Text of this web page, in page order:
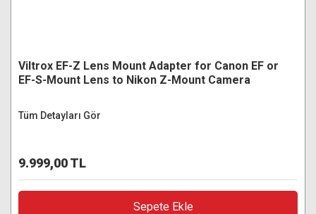
Viltrox EF-Z Lens Mount Adapter for Canon EF or
EF-S-Mount Lens to Nikon Z-Mount Camera
Tüm Detayları Gör
9.999,00 TL
Sepete Ekle